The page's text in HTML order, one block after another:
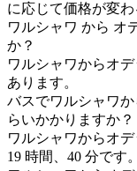
に応じて価格が変わ
ワルシャワ から オ
か？
ワルシャワからオ
あります。
バスでワルシャワ
らいかかりますか？
ワルシャワからオ
19 時間、40 分です。